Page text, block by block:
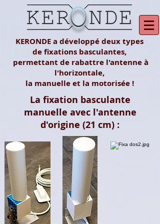
KERONDE a développé deux types
de fixations basculantes,
permettant de rabattre l'antenne à
l'horizontale,
la manuelle et la motorisée !
La fixation basculante
manuelle avec l'antenne
d'origine (21 cm) :